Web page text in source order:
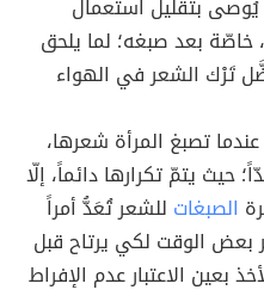
يُوصى بتقليل استعمال
خاصّة بعد صبغه؛ لما يلحق
تَرْك الشعر في الهواء
عندما تصبغ المرأة شعرها،
حيث يتمّ تكرارها دائماً، إلّا
الصبغات للشعر تُعَدُّ أمراً
بعض الوقت لكي يرتاح قبل
بعين الاعتبار عدم الإفراط